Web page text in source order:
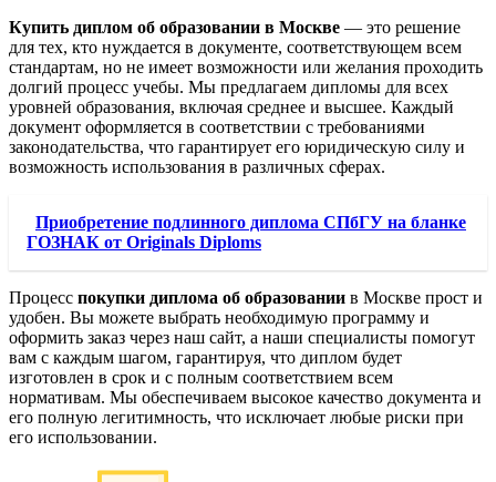
Купить диплом об образовании в Москве — это решение
для тех, кто нуждается в документе, соответствующем всем
стандартам, но не имеет возможности или желания проходить
долгий процесс учебы. Мы предлагаем дипломы для всех
уровней образования, включая среднее и высшее. Каждый
документ оформляется в соответствии с требованиями
законодательства, что гарантирует его юридическую силу и
возможность использования в различных сферах.
Приобретение подлинного диплома СПбГУ на бланке
ГОЗНАК от Originals Diploms
Процесс покупки диплома об образовании в Москве прост и
удобен. Вы можете выбрать необходимую программу и
оформить заказ через наш сайт, а наши специалисты помогут
вам с каждым шагом, гарантируя, что диплом будет
изготовлен в срок и с полным соответствием всем
нормативам. Мы обеспечиваем высокое качество документа и
его полную легитимность, что исключает любые риски при
его использовании.